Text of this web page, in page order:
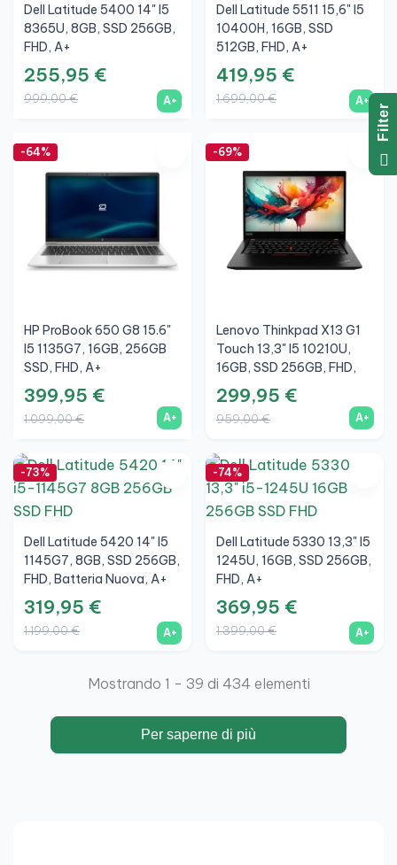
Dell Latitude 5400 14" I5
8365U, 8GB, SSD 256GB,
FHD, A+
255,95 €
999,00 € A+
Dell Latitude 5511 15,6" I5
10400H, 16GB, SSD
512GB, FHD, A+
419,95 €
1.699,00 € A+
-64%
HP ProBook 650 G8 15.6"
I5 1135G7, 16GB, 256GB
SSD, FHD, A+
399,95 €
1.099,00 € A+
-69%
Lenovo Thinkpad X13 G1
Touch 13,3" I5 10210U,
16GB, SSD 256GB, FHD,
A+
299,95 €
959,00 € A+
-73%
Dell Latitude 5420 14" I5
1145G7, 8GB, SSD 256GB,
FHD, Batteria Nuova, A+
319,95 €
1.199,00 € A+
-74%
Dell Latitude 5330 13,3" I5
1245U, 16GB, SSD 256GB,
FHD, A+
369,95 €
1.399,00 € A+
Mostrando 1 - 39 di 434 elementi
Per saperne di più
R